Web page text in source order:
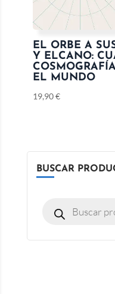
EL ORBE A
Y ELCANO:
EL MUNDO
19,90€
BUSCAR